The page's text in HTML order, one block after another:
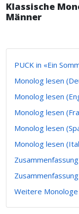
Klassische
Männer
PUCK in «Ein
Monolog lesen
Monolog lesen
Monolog lesen
Monolog lesen
Monolog lesen
Weitere